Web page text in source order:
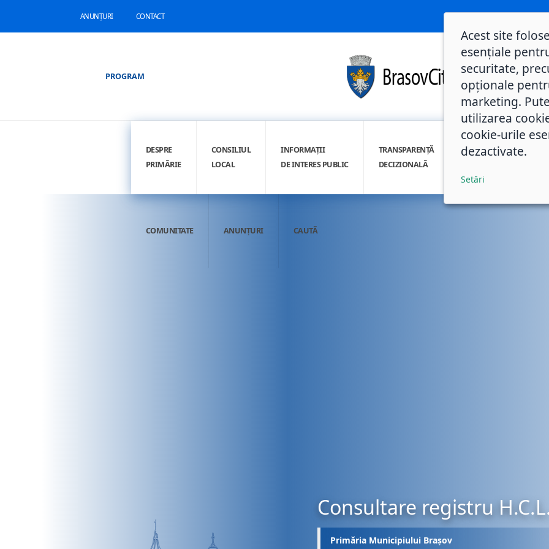
ANUNȚURI CONTACT
PROGRAM
DESPRE
PRIMĂRIE
CONSILIUL
LOCAL
INFORMAȚII
DE INTERES PUBLIC
TRANSPARENȚĂ
DECIZIONALĂ
INTEGRITATE
COMUNITATE ANUNȚURI CAUTĂ
Consultare registru
Primăria Municipiului Brașov
Acest site
esențiale
securitate,
opționale
marketing.
utilizarea
cookie-urile
dezactivate.
Setări